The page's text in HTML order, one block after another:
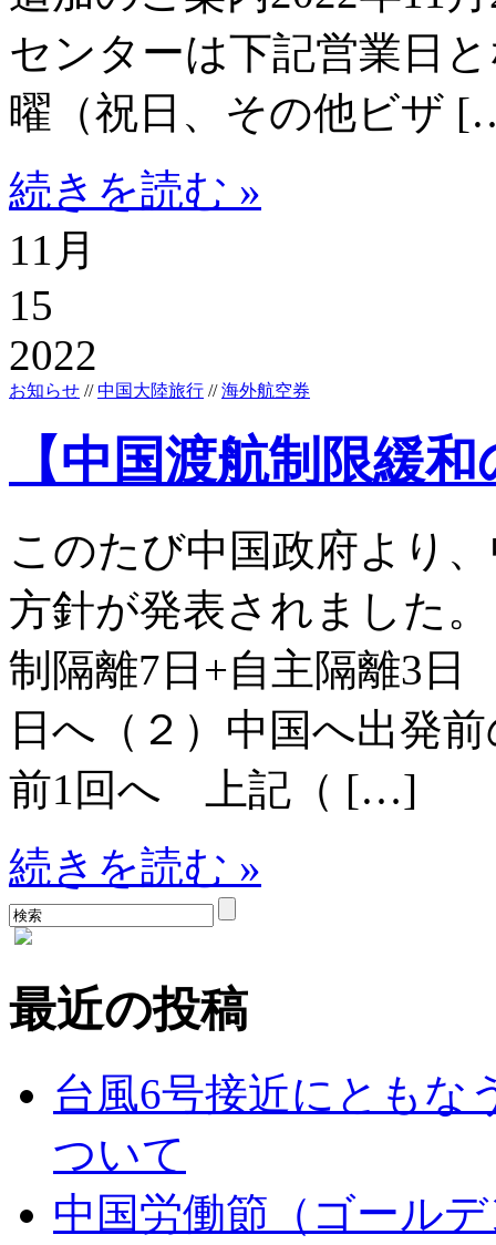
センターは下記営業日
曜（祝日、その他ビザ
続きを読む »
11月
15
2022
お知らせ //中国大陸旅行 //海外航空券
【中国渡航制限緩
このたび中国政府より
方針が発表されました
制隔離7日+自主隔離3
日へ（２）中国へ出発
前1回へ 上記（ […]
続きを読む »
最近の投稿
台風6号接近にともな
ついて
中国労働節（ゴール